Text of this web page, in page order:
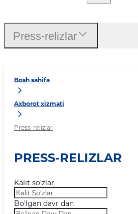
Bosh sahifa
Axborot xizmati
Press-relizlar
PRESS-RELIZLAR
Kalit so‘zlar
Bo‘lgan davr dan
Press-relizlar